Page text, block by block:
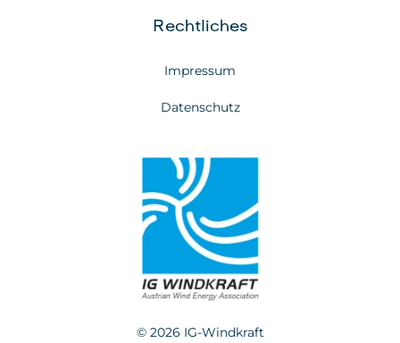
Rechtliches
Impressum
Datenschutz
© 2026 IG-Windkraft